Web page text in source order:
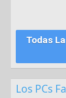
Todas
Los PCs